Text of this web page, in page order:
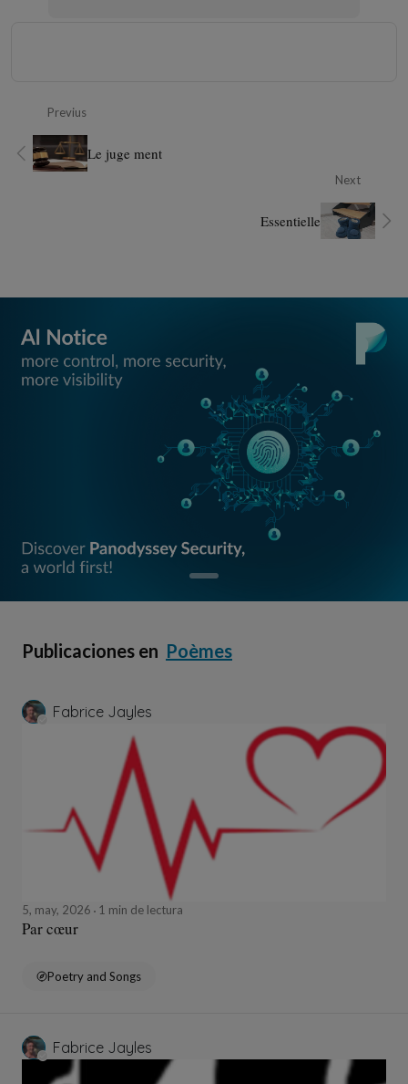
Previus
Le juge ment
Next
Essentielle
Publicaciones en Poèmes
Fabrice Jayles
5, may, 2026 1 min de lectura
Par cœur
Poetry and Songs
Fabrice Jayles